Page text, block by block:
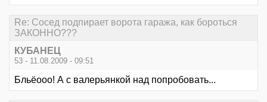
Re: Сосед подпирает ворота гаража, как бороться
ЗАКОННО???
КУБАНЕЦ
53 - 11.08.2009 - 09:51
Бльёооо! А с валерьянкой над попробовать...